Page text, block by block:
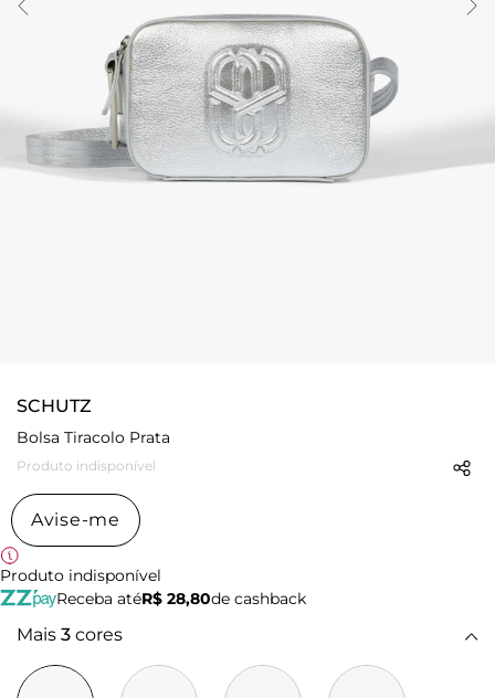
SCHUTZ
Bolsa Tiracolo Prata
Produto indisponível
Avise-me
Produto indisponível
Receba atéR$ 28,80de cashback
Mais 3 cores